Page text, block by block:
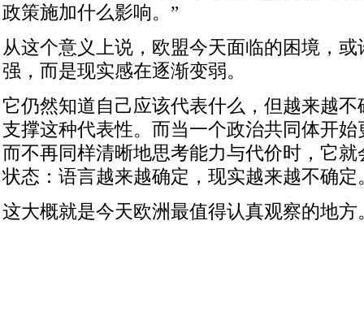
政策施加什么影响。”
从这个意义上说，欧盟今天面临的困境，
强，而是现实感在逐渐变弱。
它仍然知道自己应该代表什么，但越来越
支撑这种代表性。而当一个政治共同体开
而不再同样清晰地思考能力与代价时，它
状态：语言越来越确定，现实越来越不确定
这大概就是今天欧洲最值得认真观察的地方